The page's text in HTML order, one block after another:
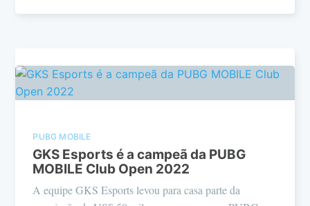
PUBG MOBILE
GKS Esports é a campeã da PUBG
MOBILE Club Open 2022
A equipe GKS Esports levou para casa parte da